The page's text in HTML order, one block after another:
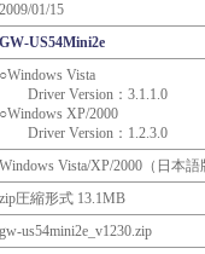
2009/01/15
GW-US54Mini2e
○Windows Vista
Driver Version：3.1.1.0
○Windows XP/2000
Driver Version：1.2.3.0
Windows Vista/XP/2000（日本語
zip圧縮形式 13.1MB
gw-us54mini2e_v1230.zip